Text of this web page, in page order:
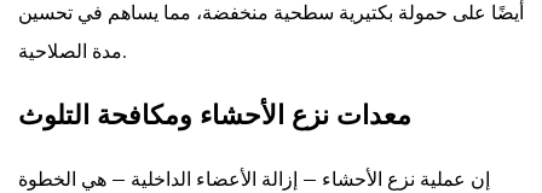
أيضًا على حمولة بكتيرية سطحية منخفضة، مما يساهم في تحسين
مدة الصلاحية.
معدات نزع الأحشاء ومكافحة التلوث
إن عملية نزع الأحشاء — إزالة الأعضاء الداخلية — هي الخطوة